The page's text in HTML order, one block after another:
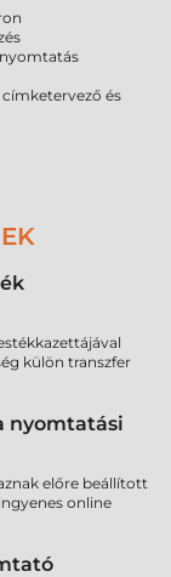
és
külön transzfer
nyomtatási
előre beállított
online